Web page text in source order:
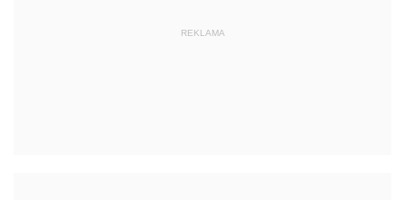
REKLAMA